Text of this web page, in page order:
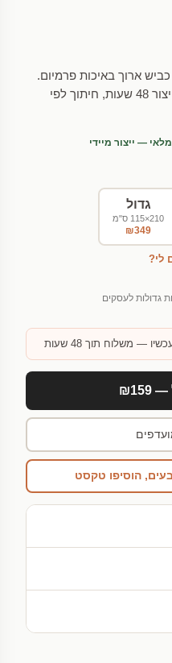
ארוך באיכות פרמיום.
שייכת לקטגוריית מדבקות לקיר. ייצור 48 שעות, חיתוך לפי
— ייצור מיידי
גדול
210×115 ס"מ
₪349
לי?
גדולות לעסקים
— משלוח תוך 48 שעות
הוסיפו טקסט